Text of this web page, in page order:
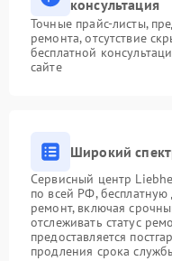
консультация
Точные прайс-листы,
ремонта, отсутствие
бесплатной
сайте
Широкий
Сервисный центр
по всей РФ, бесплатную
ремонт, включая
отслеживать статус
предоставляется
продления срока